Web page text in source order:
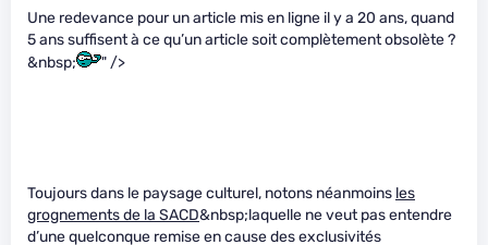
Une redevance pour un article mis en ligne il y a 20 ans, quand
5 ans suffisent à ce qu’un article soit complètement obsolète ?
&nbsp;
" />
Toujours dans le paysage culturel, notons néanmoins les
grognements de la SACD&nbsp;laquelle ne veut pas entendre
d’une quelconque remise en cause des exclusivités